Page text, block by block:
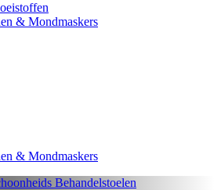
& Mondmaskers
& Mondmaskers
Behandelstoelen